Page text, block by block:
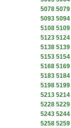
5078 5079
5093 5094
5108 5109
5123 5124
5138 5139
5153 5154
5168 5169
5183 5184
5198 5199
5213 5214
5228 5229
5243 5244
5258 5259